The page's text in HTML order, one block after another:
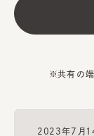
※共有の端
2023年7月14